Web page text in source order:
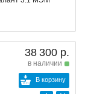
38 300 р.
в наличии
В корзину